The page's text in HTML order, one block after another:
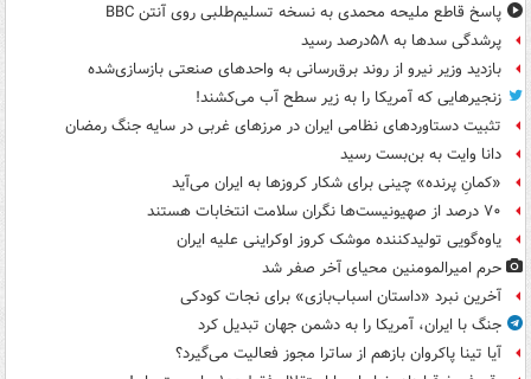
پاسخ قاطع ملیحه محمدی به نسخه تسلیم‌طلبی روی آنتن BBC
پرشدگی سدها به ۵۸درصد رسید
بازدید وزیر نیرو از روند برق‌رسانی به واحدهای صنعتی بازسازی‌شده
زنجیرهایی که آمریکا را به زیر سطح آب می‌کشند!
تثبیت دستاوردهای نظامی ایران در مرزهای غربی در سایه جنگ رمضان
دانا وایت به بن‌بست رسید
«کمانِ پرنده» چینی برای شکار کروزها به ایران می‌آید
۷۰ درصد از صهیونیست‌ها نگران سلامت انتخابات هستند
یاوه‌گویی تولیدکننده موشک کروز اوکراینی علیه ایران
حرم امیرالمومنین محیای آخر صفر شد
آخرین نبرد «داستان اسباب‌بازی» برای نجات کودکی
جنگ با ایران، آمریکا را به دشمن جهان تبدیل کرد
آیا تینا پاکروان بازهم از ساترا مجوز فعالیت می‌گیرد؟